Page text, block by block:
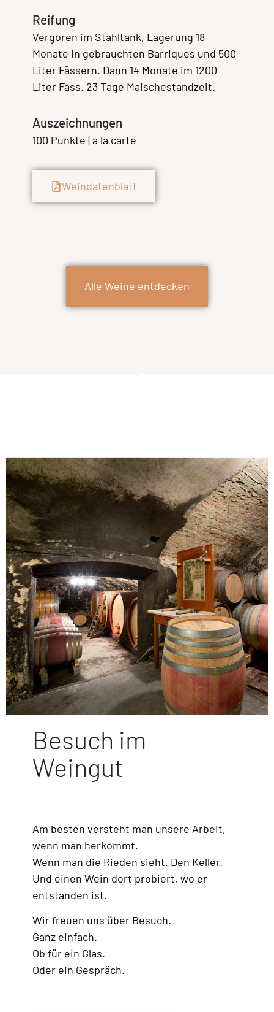
Reifung
Vergoren im Stahltank, Lagerung 18
Monate in gebrauchten Barriques und 500
Liter Fässern. Dann 14 Monate im 1200
Liter Fass. 23 Tage Maischestandzeit.
Auszeichnungen
100 Punkte | a la carte
Weindatenblatt
Alle Weine entdecken
Besuch im
Weingut
Am besten versteht man unsere Arbeit,
wenn man herkommt.
Wenn man die Rieden sieht. Den Keller.
Und einen Wein dort probiert, wo er
entstanden ist.
Wir freuen uns über Besuch.
Ganz einfach.
Ob für ein Glas.
Oder ein Gespräch.